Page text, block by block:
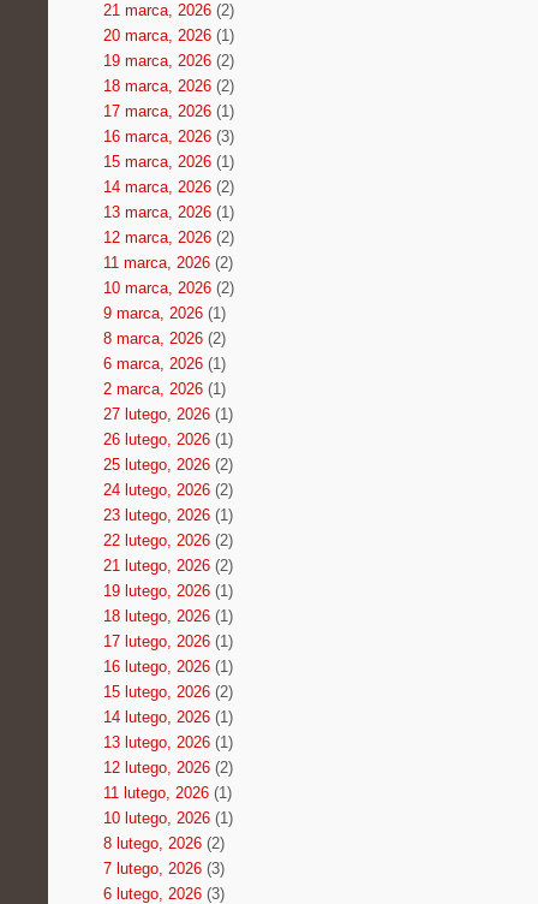
21 marca, 2026(2)
20 marca, 2026(1)
19 marca, 2026(2)
18 marca, 2026(2)
17 marca, 2026(1)
16 marca, 2026(3)
15 marca, 2026(1)
14 marca, 2026(2)
13 marca, 2026(1)
12 marca, 2026(2)
11 marca, 2026(2)
10 marca, 2026(2)
9 marca, 2026(1)
8 marca, 2026(2)
6 marca, 2026(1)
2 marca, 2026(1)
27 lutego, 2026(1)
26 lutego, 2026(1)
25 lutego, 2026(2)
24 lutego, 2026(2)
23 lutego, 2026(1)
22 lutego, 2026(2)
21 lutego, 2026(2)
19 lutego, 2026(1)
18 lutego, 2026(1)
17 lutego, 2026(1)
16 lutego, 2026(1)
15 lutego, 2026(2)
14 lutego, 2026(1)
13 lutego, 2026(1)
12 lutego, 2026(2)
11 lutego, 2026(1)
10 lutego, 2026(1)
8 lutego, 2026(2)
7 lutego, 2026(3)
6 lutego, 2026(3)